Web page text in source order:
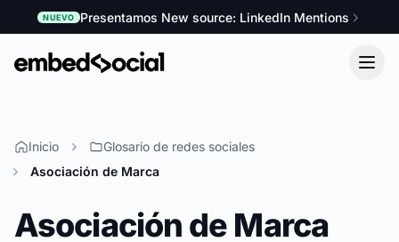
NUEVO Presentamos New source: LinkedIn Mentions
Inicio
Glosario de redes sociales
Asociación de Marca
Asociación de Marca